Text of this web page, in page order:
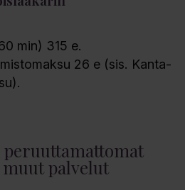
min) 315 e.
26 e (sis. Kanta-
palvelut